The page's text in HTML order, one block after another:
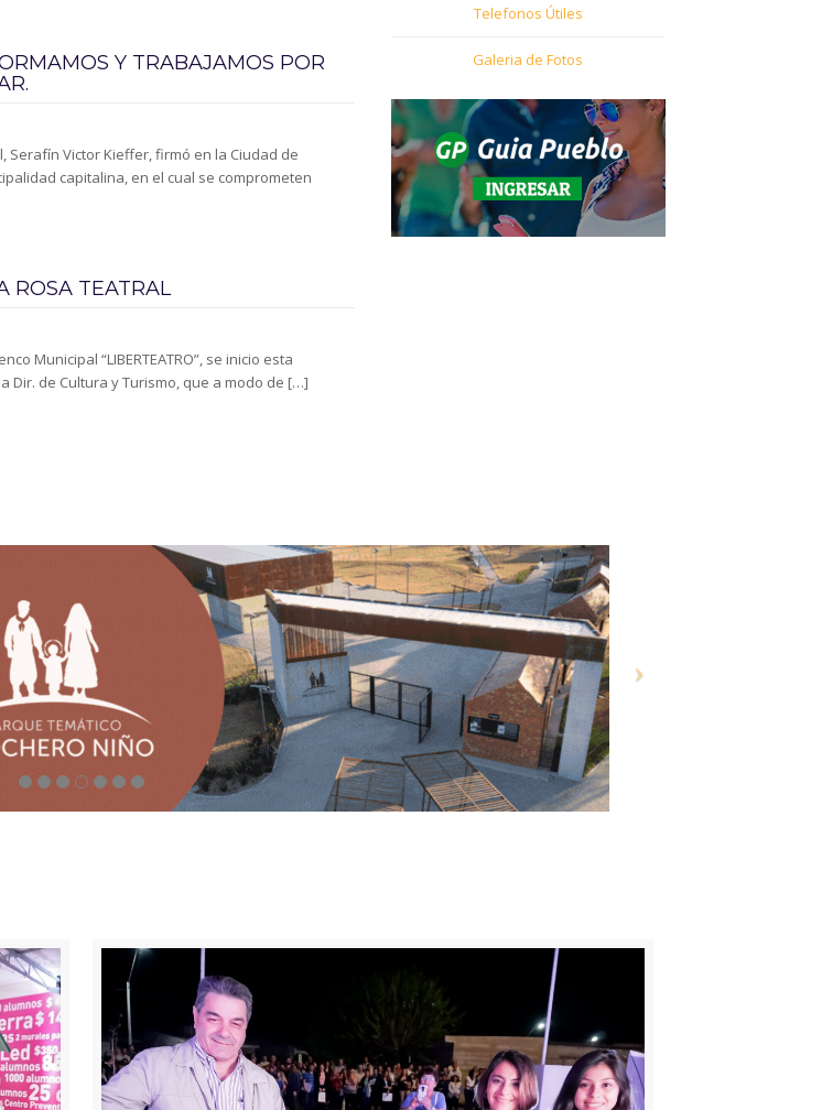
Y TRABAJAMOS POR
Serafín Victor Kieffer, firmó en la Ciudad de
capitalina, en el cual se comprometen
ROSA TEATRAL
Municipal “LIBERTEATRO”, se inicio esta
de Cultura y Turismo, que a modo de […]
Telefonos Útiles
Galeria de Fotos